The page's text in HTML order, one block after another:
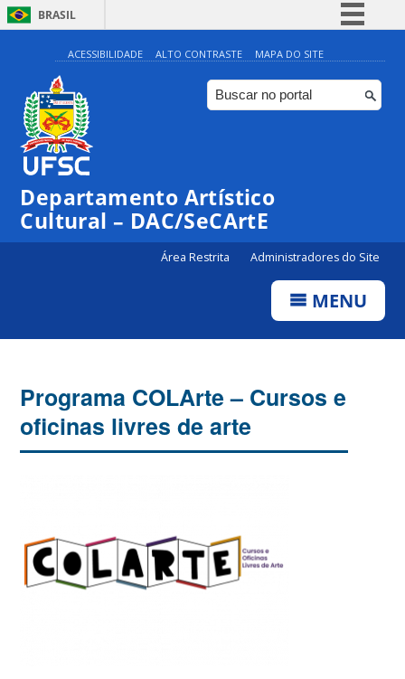
BRASIL
Simplifique!
Comunica BR
Participe
Canais
ACESSIBILIDADE ALTO CONTRASTE MAPA DO SITE
Departamento Artístico
Cultural – DAC/SeCArtE
Área Restrita Administradores do Site
MENU
Programa COLArte – Cursos e
oficinas livres de arte